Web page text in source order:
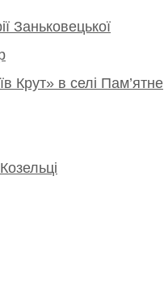
Заньковецької
Крут» в селі Пам’ятне